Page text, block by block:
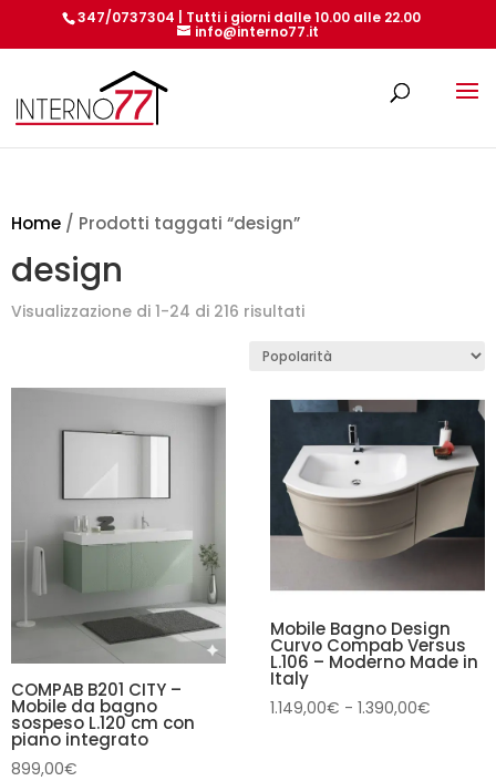
347/0737304 | Tutti i giorni dalle 10.00 alle 22.00
info@interno77.it
Home / Prodotti taggati “design”
design
Visualizzazione di 1-24 di 216 risultatiPopolarità
COMPAB B201 CITY –
Mobile da bagno
sospeso L.120 cm con
piano integrato
899,00€
Mobile Bagno Design
Curvo Compab Versus
L.106 – Moderno Made in
Italy
1.149,00€ - 1.390,00€